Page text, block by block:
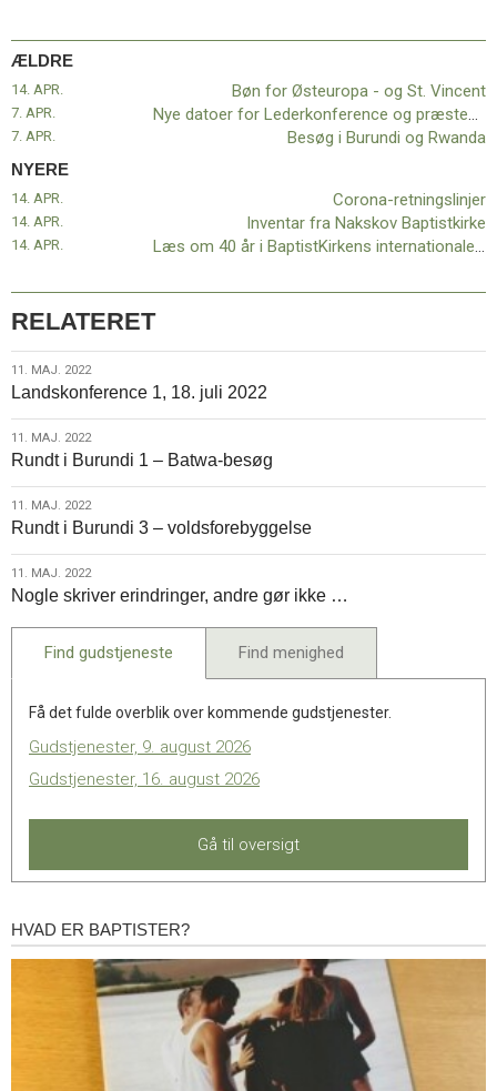
og
Vincent
ÆLDRE
14. APR. Bøn for Østeuropa - og St. Vincent
7. APR. Nye datoer for Lederkonference og præstekonvent
7. APR. Besøg i Burundi og Rwanda
NYERE
Corona-retningslinjer
14. APR.
Inventar fra Nakskov Baptistkirke
14. APR.
Læs om 40 år i BaptistKirkens internationale mission
14. APR.
RELATERET
11.
maj.
2022
11. MAJ. 2022
Landskonference 1, 18. juli 2022
11.
maj.
2022
11. MAJ. 2022
Rundt i Burundi 1 – Batwa-besøg
11.
maj.
2022
11. MAJ. 2022
Rundt i Burundi 3 – voldsforebyggelse
11.
maj.
2022
11. MAJ. 2022
Nogle skriver erindringer, andre gør ikke …
Find gudstjeneste Find menighed
Få det fulde overblik over kommende gudstjenester.
Gudstjenester, 9. august 2026
Gudstjenester, 16. august 2026
Gå til oversigt
Hvad
HVAD ER BAPTISTER?